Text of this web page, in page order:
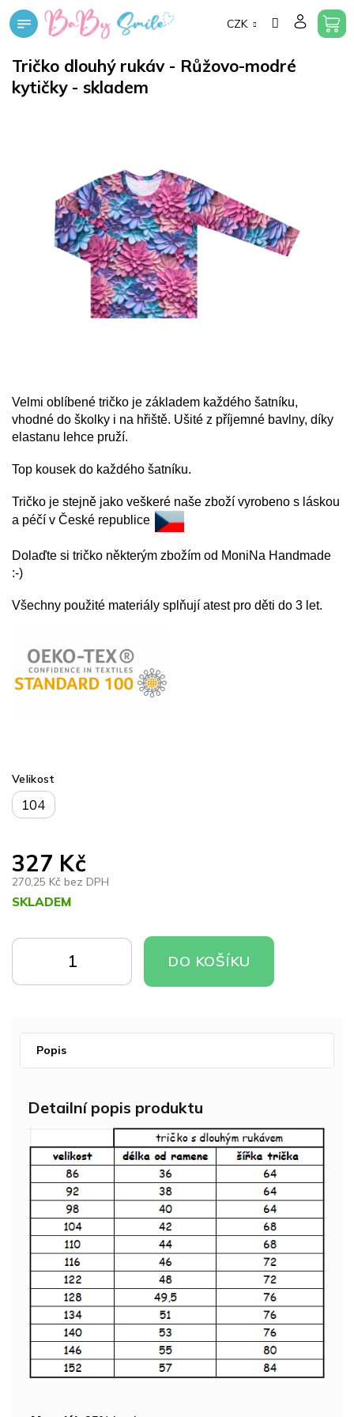
Přejít
na
CZK
Tričko dlouhý rukáv - Růžovo-modré
kytičky - skladem
327 Kč
270,25 Kč bez DPH
SKLADEM
cena:
Velikost
104
KOŠÍKU
KOŠÍKU
DO KOŠÍKU
Velmi oblíbené tričko je základem každého šatníku,
vhodné do školky i na hřiště. Ušité z příjemné bavlny, díky
elastanu lehce pruží.
Top kousek do každého šatníku.
Tričko je stejně jako veškeré naše zboží vyrobeno s láskou
a péčí v České republice
Dolaďte si tričko některým zbožím od MoniNa Handmade
:-)
Všechny použité materiály splňují atest pro děti do 3 let.
Popis
Detailní popis produktu